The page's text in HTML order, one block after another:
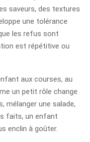
saveurs, des textures
une tolérance
les refus sont
est répétitive ou
aux courses, au
un petit rôle change
mélanger une salade,
faits, un enfant
enclin à goûter.